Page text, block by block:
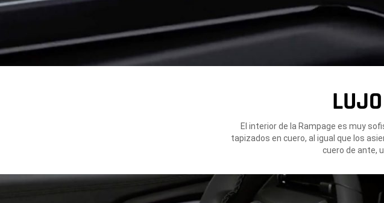
El interior de la Rampage es muy
tapizados en cuero, al igual que los
cuero de ante,